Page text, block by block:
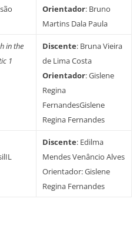
Orientador: Bruno
Martins Dala Paula
in the
1
Discente: Bruna Vieira
de Lima Costa
Orientador: Gislene
Regina
FernandesGislene
Regina Fernandes
Discente: Edilma
Mendes Venâncio Alves
Orientador: Gislene
Regina Fernandes